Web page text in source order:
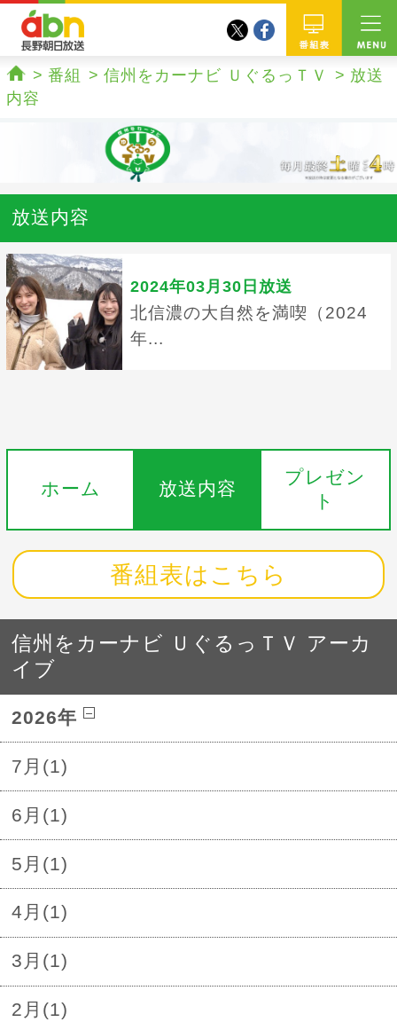
番組
twitterfacebook
ホーム
番組 信州をカーナビ ＵぐるっＴＶ
放送
内容
放送内容
2024年03月30日放送
北信濃の大自然を満喫（2024
年...
ホーム 放送内容
プレゼン
ト
番組表はこちら
信州をカーナビ ＵぐるっＴＶ アーカ
イブ
2026年
7月(1)
6月(1)
5月(1)
4月(1)
3月(1)
2月(1)